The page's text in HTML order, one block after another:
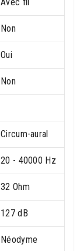
Non
Oui
Non
Circum-aural
20 - 40000 Hz
32 Ohm
127 dB
Néodyme